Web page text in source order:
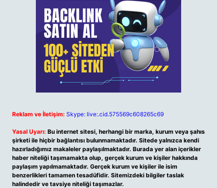
Reklam ve İletişim: Skype: live:.cid.575569c608265c69
Yasal Uyarı: Bu internet sitesi, herhangi bir marka, kurum veya şahıs
şirketi ile hiçbir bağlantısı bulunmamaktadır. Sitede yalnızca kendi
hazırladığımız makaleler paylaşılmaktadır. Burada yer alan içerikler
haber niteliği taşımamakta olup, gerçek kurum ve kişiler hakkında
paylaşım yapılmamaktadır. Gerçek kurum ve kişiler ile isim
benzerlikleri tamamen tesadüfidir. Sitemizdeki bilgiler taslak
halindedir ve tavsiye niteliği taşımazlar.